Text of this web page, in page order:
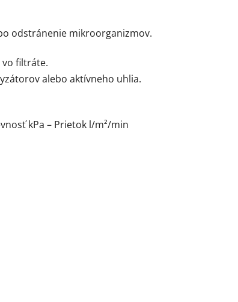
odstránenie mikroorganizmov.
vo filtráte.
alebo aktívneho uhlia.
kPa – Prietok l/m²/min